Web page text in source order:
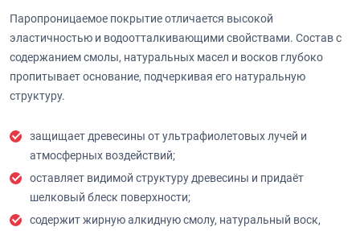
Паропроницаемое покрытие отличается высокой
эластичностью и водоотталкивающими свойствами. Состав с
содержанием смолы, натуральных масел и восков глубоко
пропитывает основание, подчеркивая его натуральную
структуру.
защищает древесины от ультрафиолетовых лучей и
атмосферных воздействий;
оставляет видимой структуру древесины и придаёт
шелковый блеск поверхности;
содержит жирную алкидную смолу, натуральный воск,